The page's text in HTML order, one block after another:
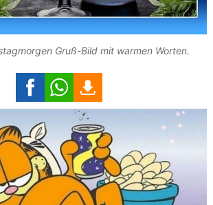
Gruß-Bild mit warmen Worten.